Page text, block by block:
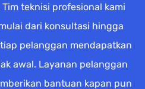
teknisi profesional kami
dari konsultasi hingga
pelanggan mendapatkan
awal. Layanan pelanggan
bantuan kapan pun